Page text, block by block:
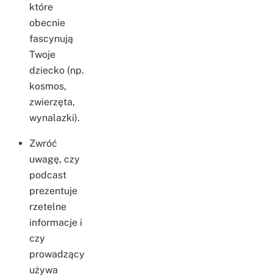
które
obecnie
fascynują
Twoje
dziecko (np.
kosmos,
zwierzęta,
wynalazki).
Zwróć
uwagę, czy
podcast
prezentuje
rzetelne
informacje i
czy
prowadzący
używa